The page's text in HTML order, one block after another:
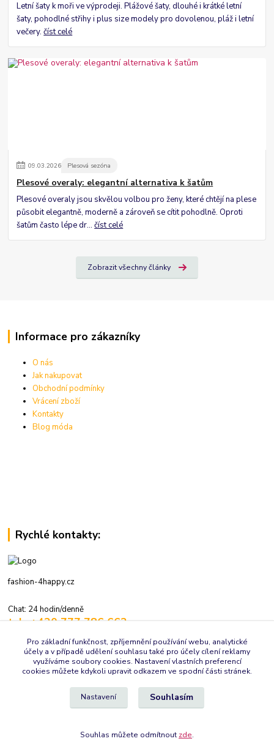
Letní šaty k moři ve výprodeji. Plážové šaty, dlouhé i krátké letní
šaty, pohodlné střihy i plus size modely pro dovolenou, pláž i letní
večery.číst celé
09.03.2026 Plesová sezóna
Plesové overaly: elegantní alternativa k šatům
Plesové overaly jsou skvělou volbou pro ženy, které chtějí na plese
působit elegantně, moderně a zároveň se cítit pohodlně. Oproti
šatům často lépe dr...číst celé
Zobrazit všechny články
Informace pro zákazníky
O nás
Jak nakupovat
Obchodní podmínky
Vrácení zboží
Kontakty
Blog móda
Rychlé kontakty:
fashion-4happy.cz
Chat: 24 hodin/denně
tel.: +420 777 786 662
info@fashion-4happy.cz
Pro základní funkčnost, zpříjemnění používání webu, analytické
účely a v případě udělení souhlasu také pro účely cílení reklamy
využíváme soubory cookies. Nastavení vlastních preferencí
cookies můžete kdykoli upravit odkazem ve spodní části stránek.
Nastavení Souhlasím
Souhlas můžete odmítnout zde.